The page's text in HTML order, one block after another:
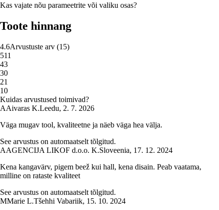
Kas vajate nõu parameetrite või valiku osas?
Toote hinnang
4.6Arvustuste arv (15)
511
43
30
21
10
Kuidas arvustused toimivad?
AAivaras K.Leedu, 2. 7. 2026
Väga mugav tool, kvaliteetne ja näeb väga hea välja.
See arvustus on automaatselt tõlgitud.
AAGENCIJA LIKOF d.o.o. K.Sloveenia, 17. 12. 2024
Kena kangavärv, pigem beež kui hall, kena disain. Peab vaatama,
milline on rataste kvaliteet
See arvustus on automaatselt tõlgitud.
MMarie L.Tšehhi Vabariik, 15. 10. 2024